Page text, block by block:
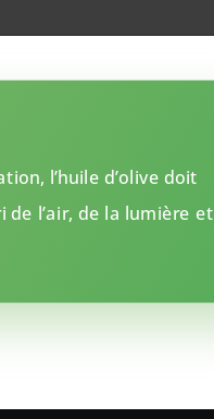
l’huile d’olive doit
de l’air, de la lumière et